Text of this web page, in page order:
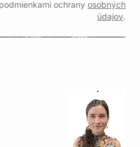
ochrany osobných
údajov.